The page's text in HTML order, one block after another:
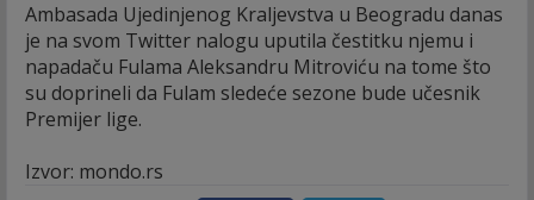
Ambasada Ujedinjenog Kraljevstva u Beogradu danas
je na svom Twitter nalogu uputila čestitku njemu i
napadaču Fulama Aleksandru Mitroviću na tome što
su doprineli da Fulam sledeće sezone bude učesnik
Premijer lige.
Izvor: mondo.rs